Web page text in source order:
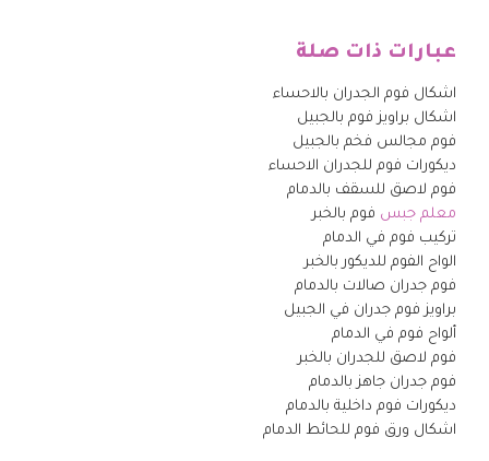
عبارات ذات صلة
اشكال فوم الجدران بالاحساء
اشكال براويز فوم بالجبيل
فوم مجالس فخم بالجبيل
ديكورات فوم للجدران الاحساء
فوم لاصق للسقف بالدمام
معلم جبس فوم بالخبر
تركيب فوم في الدمام
الواح الفوم للديكور بالخبر
فوم جدران صالات بالدمام
براويز فوم جدران في الجبيل
ألواح فوم في الدمام
فوم لاصق للجدران بالخبر
فوم جدران جاهز بالدمام
ديكورات فوم داخلية بالدمام
اشكال ورق فوم للحائط الدمام